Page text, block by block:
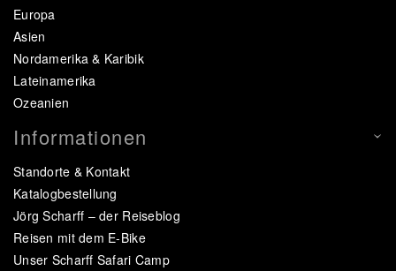
Europa
Asien
Nordamerika & Karibik
Lateinamerika
Ozeanien
Informationen
Standorte & Kontakt
Katalogbestellung
Jörg Scharff – der Reiseblog
Reisen mit dem E-Bike
Unser Scharff Safari Camp